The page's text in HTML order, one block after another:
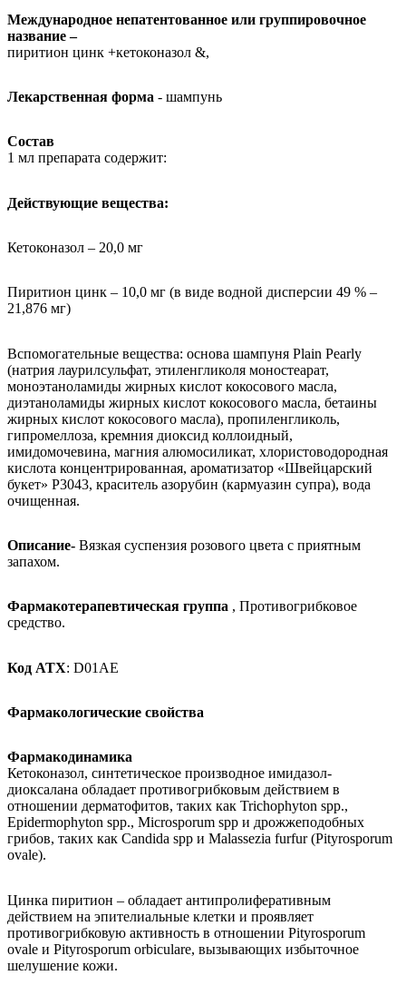
Международное непатентованное или группировочное
название –
пиритион цинк +кетоконазол &,
Лекарственная форма - шампунь
Состав
1 мл препарата содержит:
Действующие вещества:
Кетоконазол – 20,0 мг
Пиритион цинк – 10,0 мг (в виде водной дисперсии 49 % –
21,876 мг)
Вспомогательные вещества: основа шампуня Plain Pearly
(натрия лаурилсульфат, этиленгликоля моностеарат,
моноэтаноламиды жирных кислот кокосового масла,
диэтаноламиды жирных кислот кокосового масла, бетаины
жирных кислот кокосового масла), пропиленгликоль,
гипромеллоза, кремния диоксид коллоидный,
имидомочевина, магния алюмосиликат, хлористоводородная
кислота концентрированная, ароматизатор «Швейцарский
букет» P3043, краситель азорубин (кармуазин супра), вода
очищенная.
Описание- Вязкая суспензия розового цвета с приятным
запахом.
Фармакотерапевтическая группа , Противогрибковое
средство.
Код АТХ: D01 AE
Фармакологические свойства
Фармакодинамика
Кетоконазол, синтетическое производное имидазол-
диоксалана обладает противогрибковым действием в
отношении дерматофитов, таких как Trichophyton spp.,
Epidermophyton spp., Microsporum spp и дрожжеподобных
грибов, таких как Candida spp и Malassezia furfur(Pityrosporum
ovale).
Цинка пиритион – обладает антипролиферативным
действием на эпителиальные клетки и проявляет
противогрибковую активность в отношении Pityrosporum
ovale и Pityrosporum orbiculare, вызывающих избыточное
шелушение кожи.